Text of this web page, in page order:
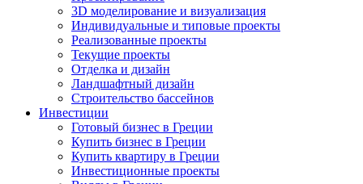
3D моделирование и визуализация
Индивидуальные и типовые проекты
Реализованные проекты
Текущие проекты
Отделка и дизайн
Ландшафтный дизайн
Строительство бассейнов
Инвестиции
Готовый бизнес в Греции
Купить бизнес в Греции
Купить квартиру в Греции
Инвестиционные проекты